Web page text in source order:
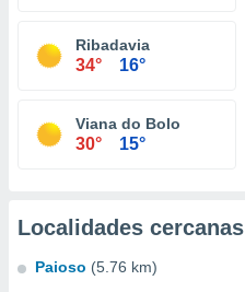
Ribadavia
34° 16°
Viana do Bolo
30° 15°
Localidades cercanas
Paioso (5.76 km)